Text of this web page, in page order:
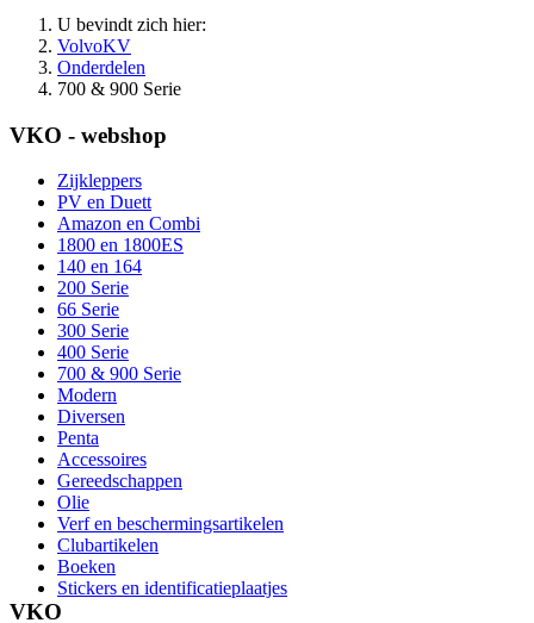
U bevindt zich hier:
VolvoKV
Onderdelen
700 & 900 Serie
VKO - webshop
Zijkleppers
PV en Duett
Amazon en Combi
1800 en 1800ES
140 en 164
200 Serie
66 Serie
300 Serie
400 Serie
700 & 900 Serie
Modern
Diversen
Penta
Accessoires
Gereedschappen
Olie
Verf en beschermingsartikelen
Clubartikelen
Boeken
Stickers en identificatieplaatjes
VKO